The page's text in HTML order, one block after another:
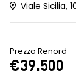
Viale Sicilia,
Prezzo Renord
€39.500